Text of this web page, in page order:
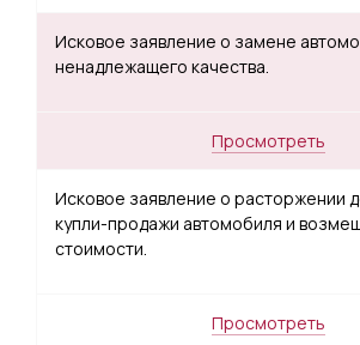
Исковое заявление о замене
ненадлежащего качества.
Просмотреть
Исковое заявление о расторжении
купли-продажи автомобиля и
стоимости.
Просмотреть